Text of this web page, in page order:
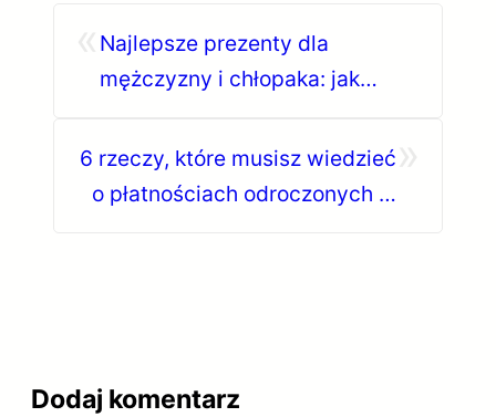
Najlepsze prezenty dla
mężczyzny i chłopaka: jak
6 rzeczy, które musisz wiedzieć
o płatnościach odroczonych w
Dodaj komentarz